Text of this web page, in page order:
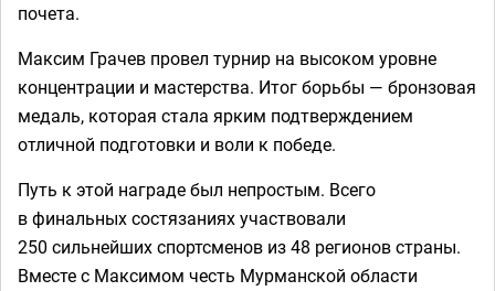
почета.
Максим Грачев провел турнир на высоком уровне
концентрации и мастерства. Итог борьбы — бронзовая
медаль, которая стала ярким подтверждением
отличной подготовки и воли к победе.
Путь к этой награде был непростым. Всего
в финальных состязаниях участвовали
250 сильнейших спортсменов из 48 регионов страны.
Вместе с Максимом честь Мурманской области